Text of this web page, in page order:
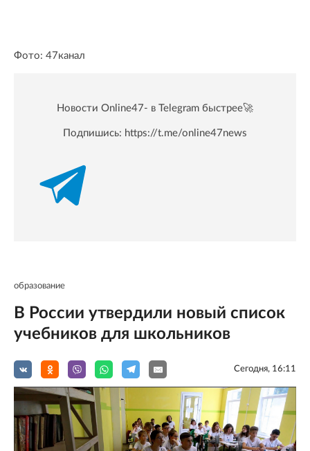
Фото: 47канал
Новости Online47- в Telegram быстрее🚀
Подпишись: https://t.me/online47news
образование
В России утвердили новый список
учебников для школьников
Сегодня, 16:11